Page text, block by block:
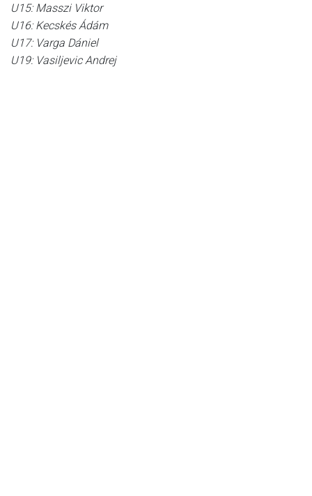
U15: Masszi Viktor
U16: Kecskés Ádám
U17: Varga Dániel
U19: Vasiljevic Andrej